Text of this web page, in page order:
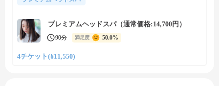
プレミアムヘッドスパ（通常価格:14,700円）
90分 満足度 50.0%
4チケット(¥11,550)